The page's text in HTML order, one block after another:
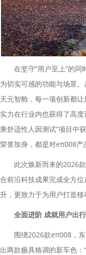
在坚守“用户至上”的同
为切实可感的功能与场景
天元智舱，每一项创新都
实力在行业内也获得了高
乘舒适性人因测试”项目中
荣誉加身，都是对eπ008产
此次焕新而来的2026款
合前沿科技成果完成全方
升，更致力于为用户打造移
全面进阶 成就用户出行
围绕2026款eπ008，东
出两款极具格调的新车色